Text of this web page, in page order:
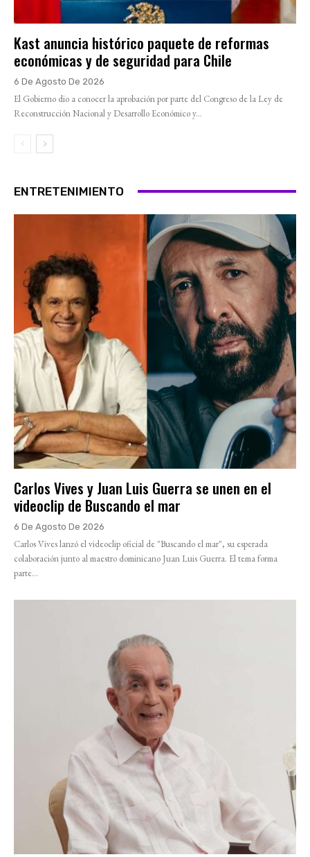
Kast anuncia histórico paquete de reformas
económicas y de seguridad para Chile
6 De Agosto De 2026
El Gobierno dio a conocer la aprobación por parte del Congreso de la Ley de
Reconstrucción Nacional y Desarrollo Económico y...
ENTRETENIMIENTO
Carlos Vives y Juan Luis Guerra se unen en el
videoclip de Buscando el mar
6 De Agosto De 2026
Carlos Vives lanzó el videoclip oficial de "Buscando el mar", su esperada
colaboración junto al maestro dominicano Juan Luis Guerra. El tema forma
parte...